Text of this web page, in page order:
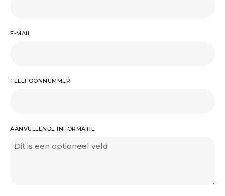
E-MAIL
TELEFOONNUMMER
AANVULLENDE INFORMATIE